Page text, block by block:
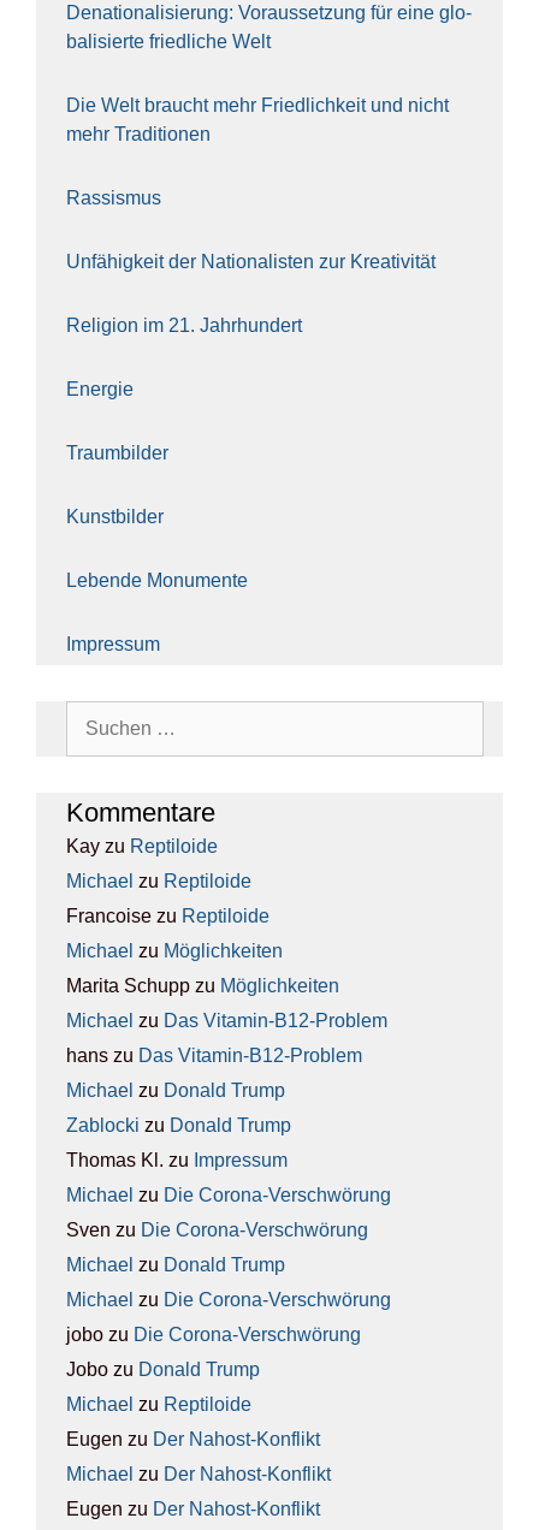
Dena­tio­na­li­sie­rung: Vor­aus­set­zung für eine glo­
ba­li­sier­te fried­li­che Welt
Die Welt braucht mehr Fried­lich­keit und nicht
mehr Tra­di­tio­nen
Ras­sis­mus
Unfä­hig­keit der Natio­na­lis­ten zur Krea­ti­vi­tät
Reli­gi­on im 21. Jahr­hun­dert
Ener­gie
Traum­bil­der
Kunst­bil­der
Leben­de Monu­men­te
Impres­sum
Kom­men­ta­re
Kay zu Rep­ti­lo­ide
Michael zu Rep­ti­lo­ide
Francoise zu Rep­ti­lo­ide
Michael zu Mög­lich­kei­ten
Marita Schupp zu Mög­lich­kei­ten
Michael zu Das Vit­amin-B12-Pro­blem
hans zu Das Vit­amin-B12-Pro­blem
Michael zu Donald Trump
Zablocki zu Donald Trump
Thomas Kl. zu Impres­sum
Michael zu Die Coro­na-Ver­schwö­rung
Sven zu Die Coro­na-Ver­schwö­rung
Michael zu Donald Trump
Michael zu Die Coro­na-Ver­schwö­rung
jobo zu Die Coro­na-Ver­schwö­rung
Jobo zu Donald Trump
Michael zu Rep­ti­lo­ide
Eugen zu Der Nah­ost-Kon­flikt
Michael zu Der Nah­ost-Kon­flikt
Eugen zu Der Nah­ost-Kon­flikt